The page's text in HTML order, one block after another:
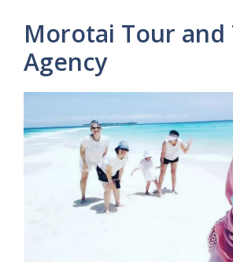
Morotai Tour and
Agency